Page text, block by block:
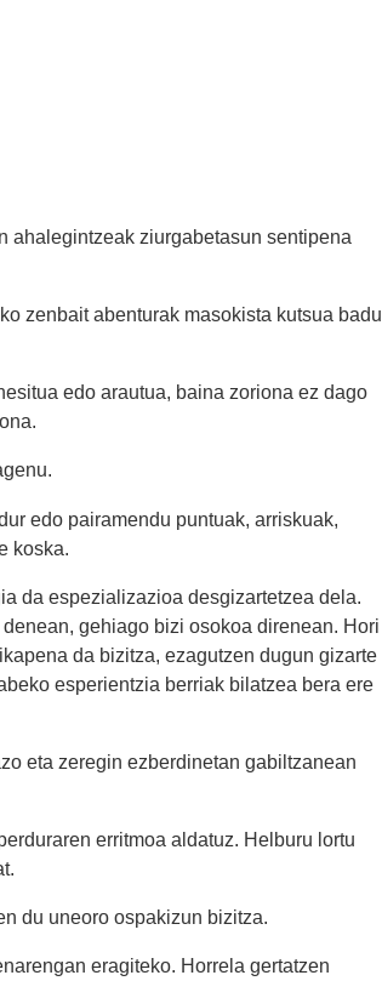
ahalegintzeak ziurgabetasun sentipena
zenbait abenturak masokista kutsua badu
edo arautua, baina zoriona ez dago
edo pairamendu puntuak, arriskuak,
koska.
da espezializazioa desgizartetzea dela.
gehiago bizi osokoa direnean. Hori
da bizitza, ezagutzen dugun gizarte
esperientzia berriak bilatzea bera ere
eta zeregin ezberdinetan gabiltzanean
erritmoa aldatuz. Helburu lortu
du uneoro ospakizun bizitza.
eragiteko. Horrela gertatzen